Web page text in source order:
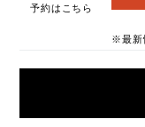
予約はこちら
※最新